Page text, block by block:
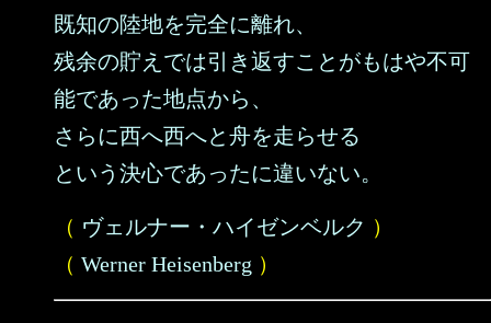
既知の陸地を完全に離れ、
残余の貯えでは引き返すことがもはや不可
能であった地点から、
さらに西へ西へと舟を走らせる
という決心であったに違いない。
（ ヴェルナー・ハイゼンベルク ）
（ Werner Heisenberg ）